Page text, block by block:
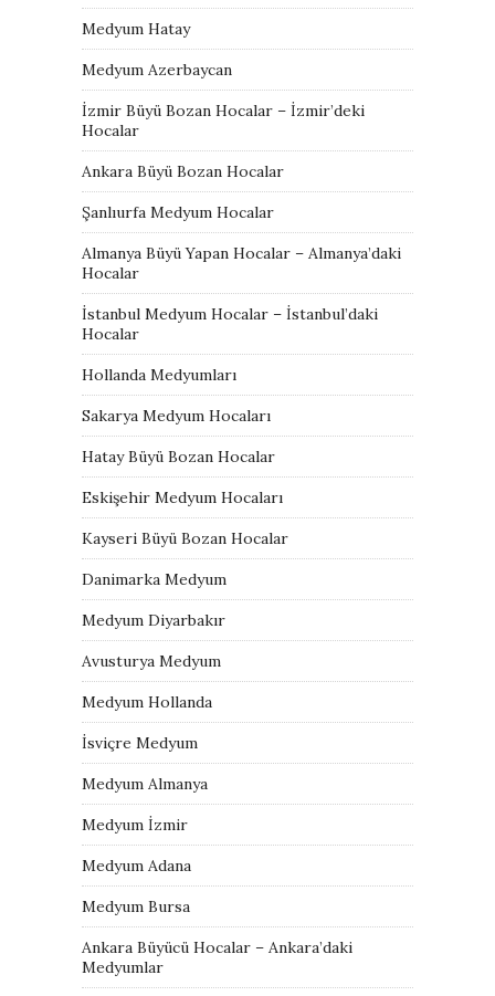
Medyum Hatay
Medyum Azerbaycan
İzmir Büyü Bozan Hocalar – İzmir’deki
Hocalar
Ankara Büyü Bozan Hocalar
Şanlıurfa Medyum Hocalar
Almanya Büyü Yapan Hocalar – Almanya’daki
Hocalar
İstanbul Medyum Hocalar – İstanbul’daki
Hocalar
Hollanda Medyumları
Sakarya Medyum Hocaları
Hatay Büyü Bozan Hocalar
Eskişehir Medyum Hocaları
Kayseri Büyü Bozan Hocalar
Danimarka Medyum
Medyum Diyarbakır
Avusturya Medyum
Medyum Hollanda
İsviçre Medyum
Medyum Almanya
Medyum İzmir
Medyum Adana
Medyum Bursa
Ankara Büyücü Hocalar – Ankara’daki
Medyumlar